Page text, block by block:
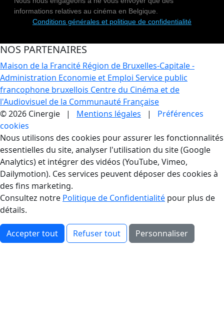
informations relatives au cinéma en Belgique.
Conditions générales et politique de confidentialité
NOS PARTENAIRES
Maison de la Francité Région de Bruxelles-Capitale -
Administration Economie et Emploi Service public
francophone bruxellois Centre du Cinéma et de
l'Audiovisuel de la Communauté Française
© 2026 Cinergie | Mentions légales | Préférences
cookies
Gestion des Cookies
Nous utilisons des cookies pour assurer les fonctionnalités
essentielles du site, analyser l'utilisation du site (Google
Analytics) et intégrer des vidéos (YouTube, Vimeo,
Dailymotion). Ces services peuvent déposer des cookies à
des fins marketing.
Consultez notre Politique de Confidentialité pour plus de
détails.
Accepter tout Refuser tout Personnaliser